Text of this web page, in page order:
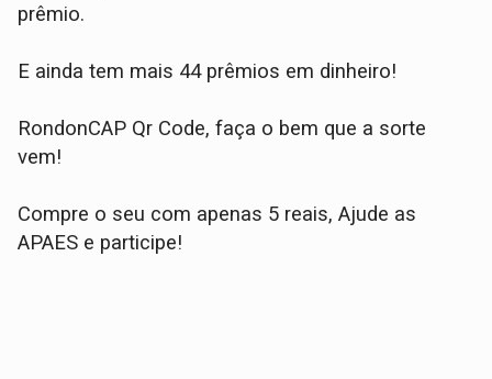
prêmio.
E ainda tem mais 44 prêmios em dinheiro!
RondonCAP Qr Code, faça o bem que a sorte
vem!
Compre o seu com apenas 5 reais, Ajude as
APAES e participe!